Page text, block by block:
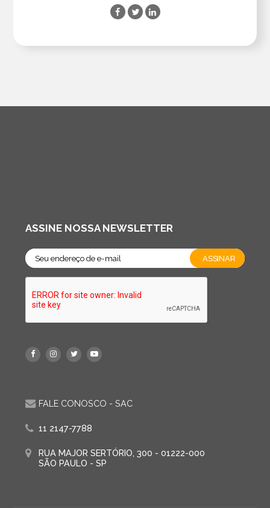
ASSINE NOSSA NEWSLETTER
FALE CONOSCO - SAC
11 2147-7788
RUA MAJOR SERTÓRIO, 300 - 01222-000
SÃO PAULO - SP